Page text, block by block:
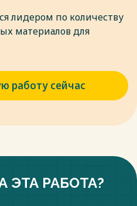
лидером по количеству
материалов для
работу сейчас
РАБОТА?